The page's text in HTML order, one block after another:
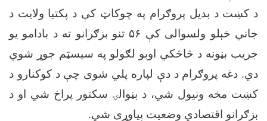
د کښت د بدیل پروګرام په چوکاټ کې د پکتیا ولایت د
جاني خېلو ولسوالی کې ۵۶ تنو بزګرانو ته د بادامو یو
جریب بڼونه د څاڅکي اوبو لګولو په سیسټم جوړ شوي
دي. دغه پروګرام د دې لپاره پلي شوی چې د کوکنارو د
کښت مخه ونیول شي، د بڼوالۍ سکتور پراخ شي او د
بزګرانو اقتصادي وضعیت پیاوړی شي.